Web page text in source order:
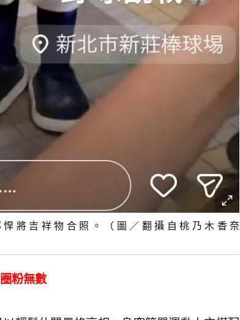
將吉祥物合照。（圖／翻攝自桃乃木香奈
粉無數